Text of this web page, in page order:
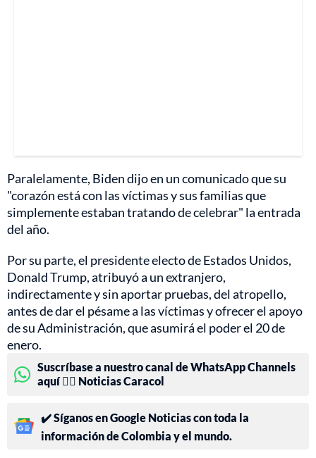
Paralelamente, Biden dijo en un comunicado que su
"corazón está con las víctimas y sus familias que
simplemente estaban tratando de celebrar" la entrada
del año.
Por su parte, el presidente electo de Estados Unidos,
Donald Trump, atribuyó a un extranjero,
indirectamente y sin aportar pruebas, del atropello,
antes de dar el pésame a las víctimas y ofrecer el apoyo
de su Administración, que asumirá el poder el 20 de
enero.
Suscríbase a nuestro canal de WhatsApp Channels
aquí 👉🏻 Noticias Caracol
✔️ Síganos en Google Noticias con toda la
información de Colombia y el mundo.